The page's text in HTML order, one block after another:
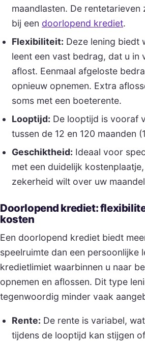
maandlasten. De rentetarieven
bij een doorlopend krediet.
Flexibiliteit: Deze lening biedt
leent een vast bedrag, dat u in
aflost. Eenmaal afgeloste
opnieuw opnemen. Extra
soms met een boeterente.
Looptijd: De looptijd is vooraf
tussen de 12 en 120 maanden
Geschiktheid: Ideaal voor
met een duidelijk
zekerheid wilt over uw
Doorlopend krediet:
kosten
Een doorlopend krediet biedt
speelruimte dan een persoonlijke
kredietlimiet waarbinnen u naar
opnemen en aflossen. Dit type
tegenwoordig minder vaak
Rente: De rente is variabel,
tijdens de looptijd kan stijgen